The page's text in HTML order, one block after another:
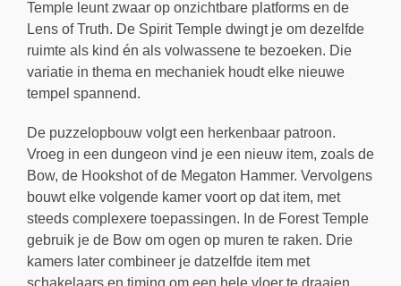
Temple leunt zwaar op onzichtbare platforms en de
Lens of Truth. De Spirit Temple dwingt je om dezelfde
ruimte als kind én als volwassene te bezoeken. Die
variatie in thema en mechaniek houdt elke nieuwe
tempel spannend.
De puzzelopbouw volgt een herkenbaar patroon.
Vroeg in een dungeon vind je een nieuw item, zoals de
Bow, de Hookshot of de Megaton Hammer. Vervolgens
bouwt elke volgende kamer voort op dat item, met
steeds complexere toepassingen. In de Forest Temple
gebruik je de Bow om ogen op muren te raken. Drie
kamers later combineer je datzelfde item met